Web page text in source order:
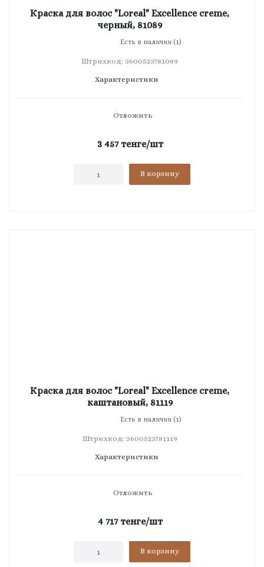
Краска для волос "Loreal" Excellence creme,
черный, 81089
Есть в наличии (1)
Штрихкод: 3600523781089
Характеристики
Отложить
3 457тенге/шт
В корзину
Краска для волос "Loreal" Excellence creme,
каштановый, 81119
Есть в наличии (1)
Штрихкод: 3600523781119
Характеристики
Отложить
4 717тенге/шт
В корзину